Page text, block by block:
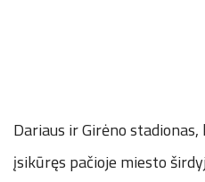
Dariaus ir Girėno
įsikūręs pačioje miesto